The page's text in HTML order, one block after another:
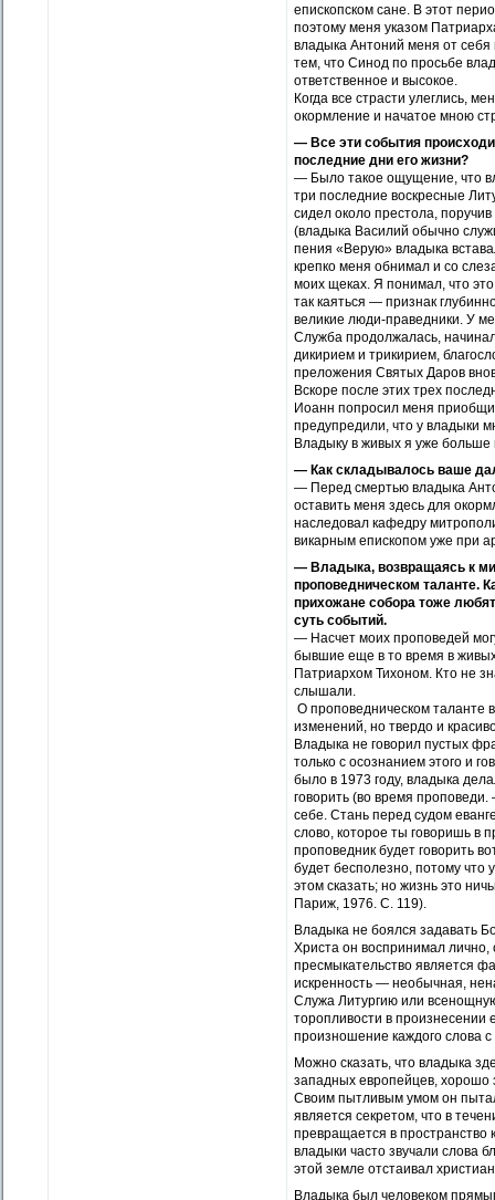
епископском сане. В этот
поэтому меня указом
владыка Антоний меня от себя
тем, что Синод по просьбе
ответственное и высокое.
Когда все страсти улеглись,
окормление и начатое мною
— Все эти события
последние дни его жизни?
— Было такое ощущение, что
три последние воскресные
сидел около престола,
(владыка Василий обычно
пения «Верую» владыка
крепко меня обнимал и со
моих щеках. Я понимал, что
так каяться — признак
великие люди-праведники. У
Служба продолжалась,
дикирием и трикирием,
преложения Святых Даров
Вскоре после этих трех
Иоанн попросил меня
предупредили, что у владыки
Владыку в живых я уже больше
— Как складывалось ваше
— Перед смертью владыка
оставить меня здесь для
наследовал кафедру
викарным епископом уже при
— Владыка, возвращаясь к
проповедническом таланте.
прихожане собора тоже
суть событий.
— Насчет моих проповедей
бывшие еще в то время в
Патриархом Тихоном. Кто не
слышали.
О проповедническом таланте
изменений, но твердо и
Владыка не говорил пустых
только с осознанием этого и
было в 1973 году, владыка
говорить (во время
себе. Стань перед судом
слово, которое ты говоришь в
проповедник будет говорить
будет бесполезно, потому что
этом сказать; но жизнь это
Париж, 1976. С. 119).
Владыка не боялся задавать
Христа он воспринимал
пресмыкательство является
искренность — необычная,
Служа Литургию или
торопливости в произнесении
произношение каждого слова
Можно сказать, что владыка
западных европейцев, хорошо
Своим пытливым умом он
является секретом, что в
превращается в пространство
владыки часто звучали слова
этой земле отстаивал
Владыка был человеком